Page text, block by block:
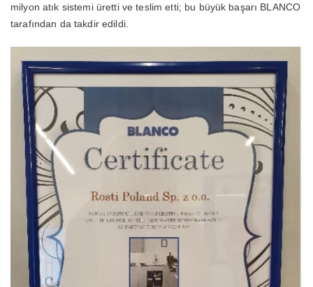
milyon atık sistemi üretti ve teslim etti; bu büyük başarı BLANCO
tarafından da takdir edildi.